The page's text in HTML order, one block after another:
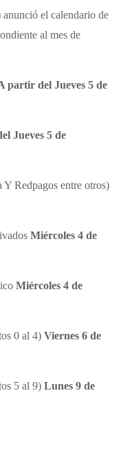
el calendario de
al mes de
partir del Jueves 5 de
Jueves 5 de
Redpagos entre otros)
Miércoles 4 de
Miércoles 4 de
0 al 4) Viernes 6 de
5 al 9) Lunes 9 de